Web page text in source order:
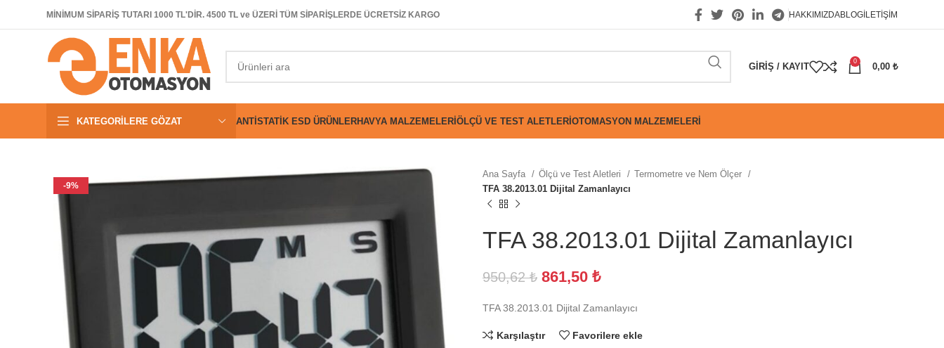
MİNİMUM SİPARİŞ TUTARI 1000 TL'DİR. 4500 TL ve ÜZERİ TÜM SİPARİŞLERDE ÜCRETSİZ KARGO HAKKIMIZDABLOGİLETIŞIM
GIRIŞ / KAYIT
0
0,00 ₺
KATEGORILERE GÖZAT ANTISTATIK ESD ÜRÜNLERHAVYA MALZEMELERIÖLÇÜ VE TEST ALETLERIOTOMASYON MALZEMELERI
-9%
Ana Sayfa Ölçü ve Test Aletleri
Termometre ve Nem Ölçer
TFA 38.2013.01 Dijital Zamanlayıcı
TFA 38.2013.01 Dijital Zamanlayıcı
950,62₺ 861,50 ₺
TFA 38.2013.01 Dijital Zamanlayıcı
Karşılaştır Favorilere ekle